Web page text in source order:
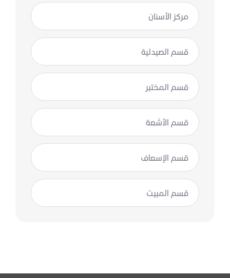
مركز الأسنان
قسم الصيدلية
قسم المختبر
قسم الأشعة
قسم الإسعاف
قسم المبيت